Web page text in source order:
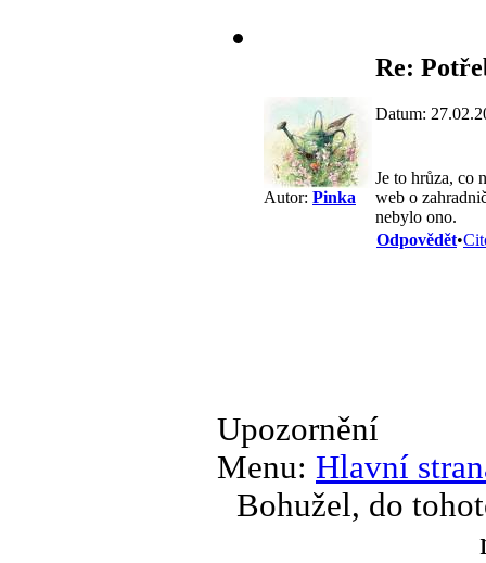
Autor: Pinka
Re:
Datum:
Je to hrůza, co
web o
nebylo ono.
Odpovědět•
Upozornění
Menu: Hlavní
Bohužel, do